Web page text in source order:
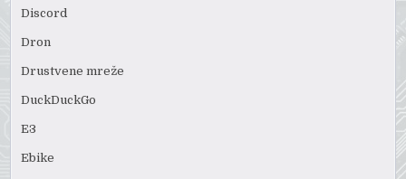
Discord
Dron
Drustvene mreže
DuckDuckGo
E3
Ebike